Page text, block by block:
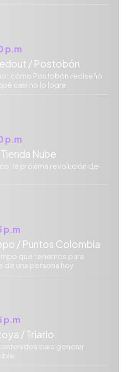
p.m
/ Postobón
cómo Postobón rediseñó
casi no lo logra
p.m
Nube
la próxima revolución del
p.m
/ Puntos Colombia
que tenemos para
de una persona hoy
p.m
/ Triario
para generar